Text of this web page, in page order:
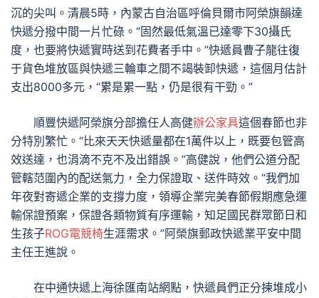
沉的尖叫。清晨5時，內蒙古自治區呼倫貝爾市阿榮旗韻達
快遞分撥中間一片忙碌。“固然最低氣溫已達零下30攝氏
度，也要將快遞實時送到花費者手中。”快遞員曹子龍往復
于貨色堆放區與快遞三輪車之間不竭裝卸快遞，這個月估計
支出8000多元，“累是累一點，仍是很有干勁。”
順豐快遞阿榮旗分部擔任人高健辦公家具這個春節也非
分特別繁忙。“比來天天快遞量都在1萬件以上，既要包管高
效送達，也涓滴不克不及出錯誤。”高健說，他們公道分配
管轄范圍內的配送氣力，全力保證取、送件時效。“我們加
年夜對寄遞企業的支撐力度，領導企業完美春節假期應急運
輸保證預案，保證各類物質有序運輸，知足國民群眾節日和
生孩子ROG電競椅生涯需求。”阿榮旗郵政快遞業平安中間
主任王進說。
在中通快遞上海徐匯南站網點，快遞員們正分揀堆成小